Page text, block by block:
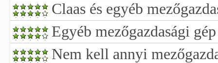
Claas és egyéb
Egyéb mezőgazdasági gép
Nem kell annyi